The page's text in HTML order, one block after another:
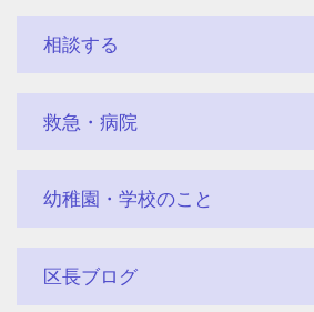
相談する
救急・病院
幼稚園・学校のこと
区長ブログ